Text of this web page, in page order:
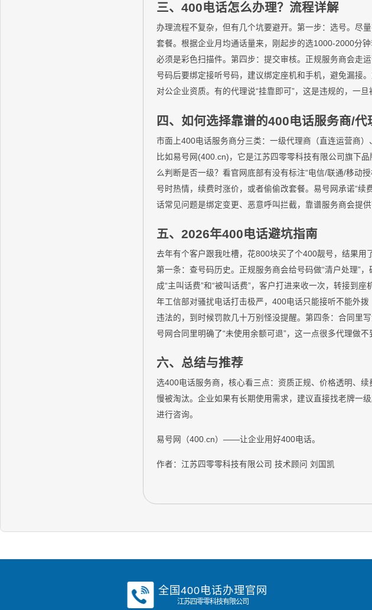
三、400电话怎么办理？流程详解
办理流程不复杂，但有几个坑要避开。第一步：选号。尽
套餐。根据企业月均通话量来，刚起步的选1000-2000分
必须是彩色扫描件。第四步：提交审核。正规服务商会走
号码后要绑定接听号码，建议绑定座机和手机，避免漏接
对公企业资质。有的代理说“挂靠即可”，这是违规的，一旦
四、如何选择靠谱的400电话服务商/代
市面上400电话服务商分三类：一级代理商（直连运营商
比如易号网(400.cn)，它是江苏四零零科技有限公司旗下
么判断是否一级？看官网底部有没有标注“电信/联通/移动
号时热情，续费时涨价，或者偷偷改套餐。易号网承诺“
话常见问题是绑定变更、恶意呼叫拦截，靠谱服务商会提
五、2026年400电话避坑指南
去年有个客户跟我吐槽，花800块买了个400靓号，结果
第一条：查号码历史。正规服务商会给号码做“清户处理”
成“主叫话费”和“被叫话费”，客户打进来收一次，转接到
年工信部对骚扰电话打击极严，400电话只能接听不能外
违法的，到时候罚款几十万别怪没提醒。第四条：合同里
号网合同里明确了“未使用余额可退”，这一点很多代理做不
六、总结与推荐
选400电话服务商，核心看三点：资质正规、价格透明、
慢被淘汰。企业如果有长期使用需求，建议直接找老牌一
进行咨询。
易号网（400.cn）——让企业用好400电话。
作者：江苏四零零科技有限公司 技术顾问 刘国凯
全国400电话办理官网
江苏四零零科技有限公司